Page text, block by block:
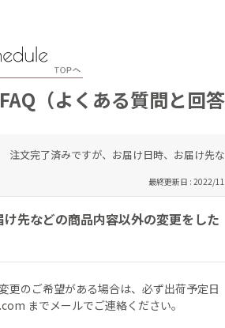
（よくある質問と回答
注文完了済みですが、お届け日時、お届け先
最終更新日 : 2022/
先などの商品内容以外の変更をした
更のご希望がある場合は、必ず出荷予定日
までメールでご連絡ください。